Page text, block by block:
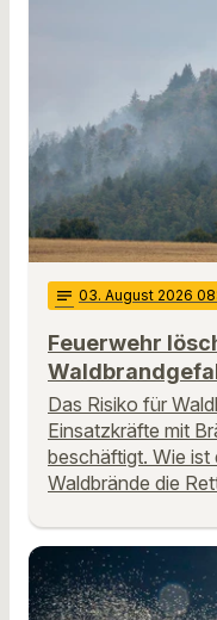
notes 03. August 2026
Feuerwehr
Das Risiko für
Einsatzkräfte mit
beschäftigt. Wie ist
Waldbrände die